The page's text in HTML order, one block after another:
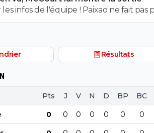
infos de l'équipe ! Paixao ne fait pas
de partir a moins d'une offre
joueurs sur la liste sont Balerdi,
Maupay, Moumbagna, Kondogbia,
prêt
Résultats
Pts J V N D BP BC
0 0 0 0 0 0 0